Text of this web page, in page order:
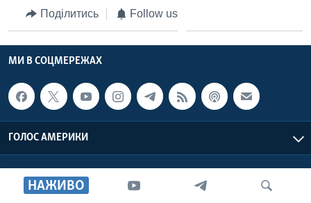
ВІКНО В АМЕРИКУ
ПРАЙМ-ТАЙМ
ПОГЛЯД З ВАШИНГТОНА
МИ В СОЦМЕРЕЖАХ
Мови
НАЖИВО
Поділитись Follow us
МИ В СОЦМЕРЕЖАХ
ГОЛОС АМЕРИКИ